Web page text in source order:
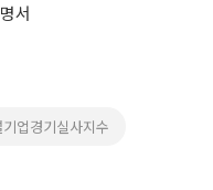
서
업경기실사지수